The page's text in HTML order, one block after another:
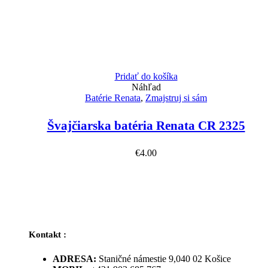
Pridať do košíka
Náhľad
Batérie Renata, Zmajstruj si sám
Švajčiarska batéria Renata CR 2325
€4.00
Kontakt :
ADRESA: Staničné námestie 9,040 02 Košice